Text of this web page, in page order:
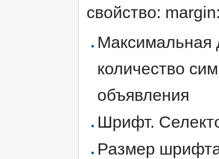
свойство:
Максимальная
количество
объявления
Шрифт.
Размер